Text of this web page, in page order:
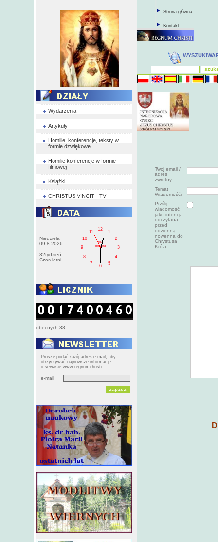
Wydarzenia
Artykuły
Homilie, konferencje, teksty w
formie dzwiękowej
Homilie konferencje w formie
filmowej
Książki
CHRISTUS VINCIT - TV
Niedziela
09-8-2026
32tydzień
Czas letni
1
2
3
4
5
6
7
8
9
10
11
12
PM
niedziela
obecnych:38
Proszę podać swój adres e-mail, aby
otrzymywać najnowsze informacje
o serwisie www.regnumchristi
e-mail
Strona główna
Kontakt
Twoj email /
adres
zwrotny :
Temat
Wiadomośći:
Przślij
wiadomość
jako intencja
odczytana
przed
odzienną
nowenną do
Chrystusa
Króla